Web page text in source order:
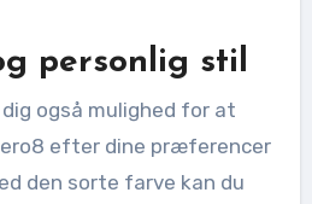
personlig stil
også mulighed for at
efter dine præferencer
den sorte farve kan du